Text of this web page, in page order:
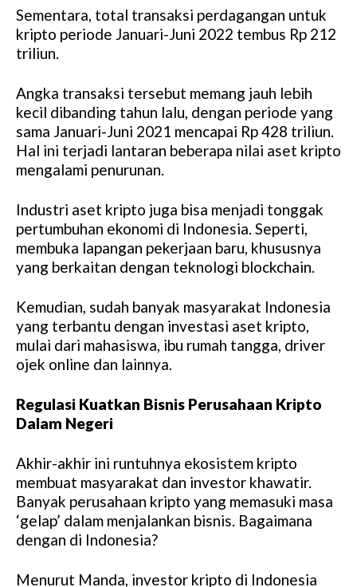
Sementara, total transaksi perdagangan untuk
kripto periode Januari-Juni 2022 tembus Rp 212
triliun.
Angka transaksi tersebut memang jauh lebih
kecil dibanding tahun lalu, dengan periode yang
sama Januari-Juni 2021 mencapai Rp 428 triliun.
Hal ini terjadi lantaran beberapa nilai aset kripto
mengalami penurunan.
Industri aset kripto juga bisa menjadi tonggak
pertumbuhan ekonomi di Indonesia. Seperti,
membuka lapangan pekerjaan baru, khususnya
yang berkaitan dengan teknologi blockchain.
Kemudian, sudah banyak masyarakat Indonesia
yang terbantu dengan investasi aset kripto,
mulai dari mahasiswa, ibu rumah tangga, driver
ojek online dan lainnya.
Regulasi Kuatkan Bisnis Perusahaan Kripto
Dalam Negeri
Akhir-akhir ini runtuhnya ekosistem kripto
membuat masyarakat dan investor khawatir.
Banyak perusahaan kripto yang memasuki masa
‘gelap’ dalam menjalankan bisnis. Bagaimana
dengan di Indonesia?
Menurut Manda, investor kripto di Indonesia